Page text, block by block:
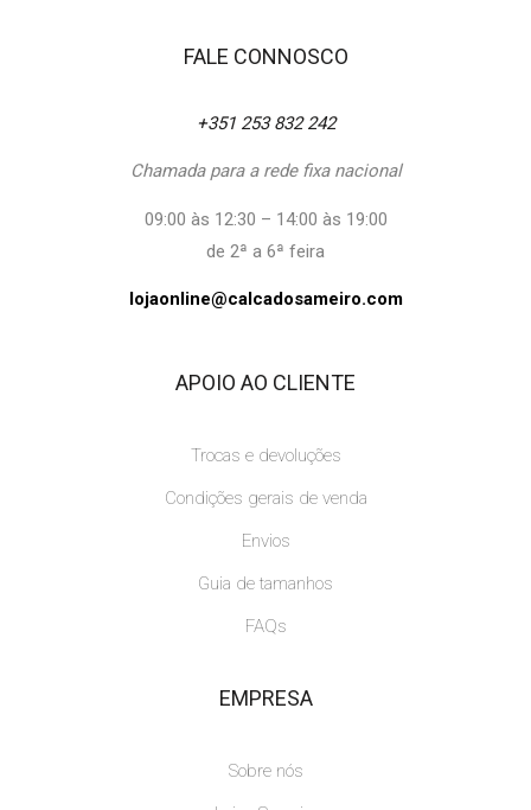
FALE CONNOSCO
+351 253 832 242
Chamada para a rede fixa nacional
09:00 às 12:30 – 14:00 às 19:00
de 2ª a 6ª feira
lojaonline@calcadosameiro.com
APOIO AO CLIENTE
Trocas e devoluções
Condições gerais de venda
Envios
Guia de tamanhos
FAQs
EMPRESA
Sobre nós